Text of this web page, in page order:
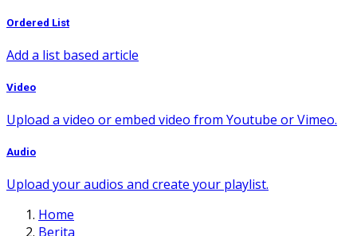
Ordered List
Add a list based article
Video
Upload a video or embed video from Youtube or Vimeo.
Audio
Upload your audios and create your playlist.
Home
Berita